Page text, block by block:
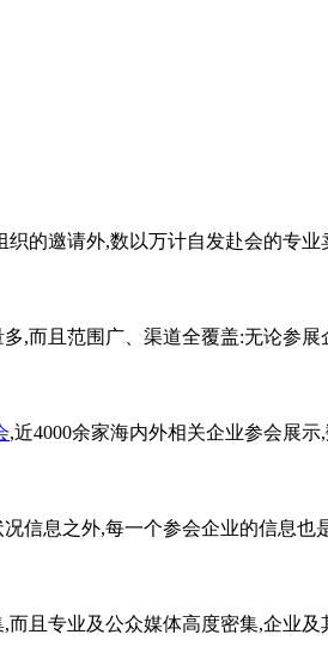
织的邀请外,数以万计自发赴会的专
多,而且范围广、渠道全覆盖:无论参
,近4000余家海内外相关企业参会展
信息之外,每一个参会企业的信息
而且专业及公众媒体高度密集,企业